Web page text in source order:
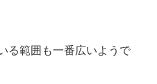
る範囲も一番広いようで